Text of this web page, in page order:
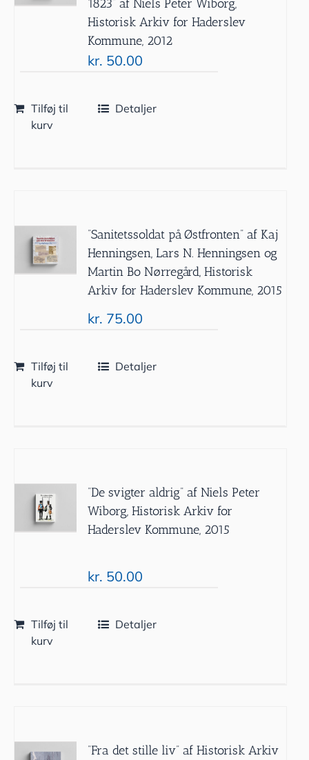
1823” af Niels Peter Wiborg,
Historisk Arkiv for Haderslev
Kommune, 2012
kr. 50.00
Tilføj til
kurv
Detaljer
”Sanitetssoldat på Østfronten” af Kaj
Henningsen, Lars N. Henningsen og
Martin Bo Nørregård, Historisk
Arkiv for Haderslev Kommune, 2015
kr. 75.00
Tilføj til
kurv
Detaljer
”De svigter aldrig” af Niels Peter
Wiborg, Historisk Arkiv for
Haderslev Kommune, 2015
kr. 50.00
Tilføj til
kurv
Detaljer
”Fra det stille liv” af Historisk Arkiv